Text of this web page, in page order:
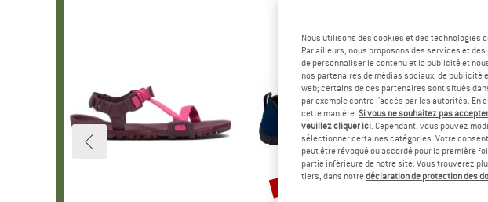
Remise
Jusqu'à -35 % -43
Nous utilisons des cookies et des technologies
Par ailleurs, nous proposons des services et
de personnaliser le contenu et la publicité et
nos partenaires de médias sociaux, de
web; certains de ces partenaires sont situés
par exemple contre l'accès par les autorités. En
cette manière. Si vous ne souhaitez pas
veuillez cliquer ici. Cependant, vous pouvez
sélectionner certaines catégories. Votre
peut être révoqué ou accordé pour la première
partie inférieure de notre site. Vous trouverez
tiers, dans notredéclaration de protection des